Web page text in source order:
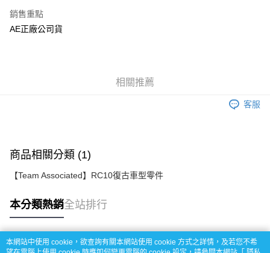
銷售重點
AE正廠公司貨
相關推薦
客服
商品相關分類 (1)
【Team Associated】RC10復古車型零件
本分類熱銷全站排行
本網站中使用 cookie，欲查詢有關本網站使用 cookie 方式之詳情，及若您不希